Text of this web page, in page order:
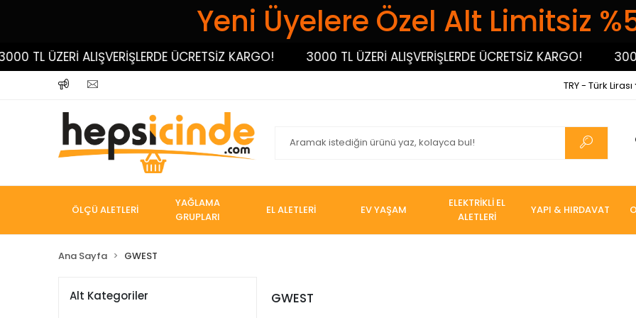
Yeni Üyelere Özel Alt Limitsiz
ALIŞVERİŞLERDE ÜCRETSİZ KARGO! 3000 TL ÜZERİ ALIŞVERİŞLERDE ÜCRETSİZ KARGO! 3000 TL
TRY - Türk Lirası
ÖLÇÜ ALETLERİ
YAĞLAMA
GRUPLARI
EL ALETLERİ EV YAŞAM
ELEKTRİKLİ EL
ALETLERİ
YAPI & HIRDAVAT
Ana Sayfa GWEST
Alt Kategoriler GWEST